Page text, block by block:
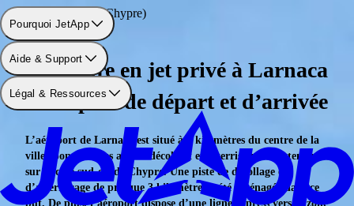
Pourquoi JetApp
Aide & Support
Légal & Ressources
Aéroport: Larnaca (Chypre)
Se rendre en jet privé à Larnaca
: aéroport de départ et d’arrivée
L’aéroport de Larnaca est situé à 6 kilomètres du centre de la
ville éponyme. Les avions décollent et atterrissent directement
sur la côte sud-est de Chypre. Une piste de décollage et
d’atterrissage de presque 3 kilomètres a été aménagée dans ce
but. De plus, l’aéroport dispose d’une ligne express vers la zone